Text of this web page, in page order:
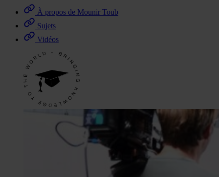
À propos de Mounir Toub
Sujets
Vidéos